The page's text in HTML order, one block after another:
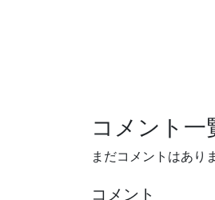
コメント一
まだコメントはあり
コメント